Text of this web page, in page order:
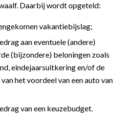
Daarbij wordt opgeteld:
vakantiebijslag;
aan eventuele (andere)
(bijzondere) beloningen zoals
eindejaarsuitkering en/of de
het voordeel van een auto van
van een keuzebudget.